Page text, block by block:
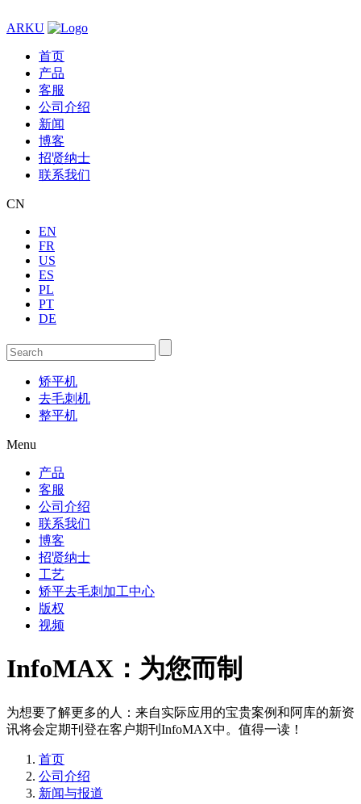
ARKU
首页
产品
客服
公司介绍
新闻
博客
招贤纳士
联系我们
CN
EN
FR
US
ES
PL
PT
DE
矫平机
去毛刺机
整平机
Menu
产品
客服
公司介绍
联系我们
博客
招贤纳士
工艺
矫平去毛刺加工中心
版权
视频
InfoMAX：为您而制
为想要了解更多的人：来自实际应用的宝贵案例和阿库的新资
讯将会定期刊登在客户期刊InfoMAX中。值得一读！
首页
公司介绍
新闻与报道